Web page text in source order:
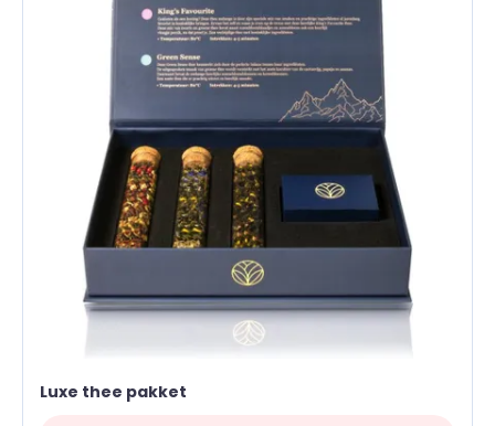
Luxe thee pakket